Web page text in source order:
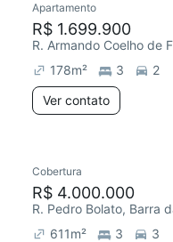
Apartamento
R$ 1.699.900
R. Armando Coelho de
178m² 3
2
Ver contato
Cobertura
R$ 4.000.000
R. Pedro Bolato, Barra
611m² 3
3